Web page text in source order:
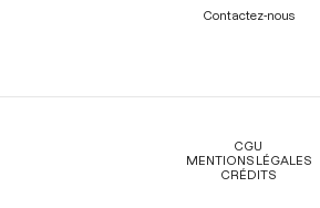
Contactez-nous
Légal
CGU
MENTIONS LÉGALES
CRÉDITS